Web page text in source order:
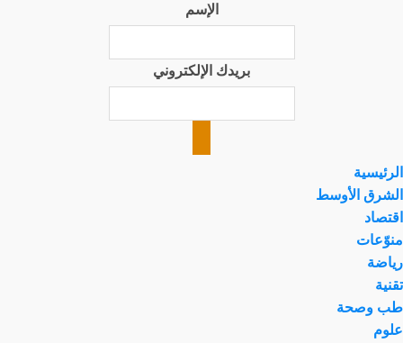
الإسم
بريدك الإلكتروني
الرئيسية
الشرق الأوسط
اقتصاد
منوّعات
رياضة
تقنية
طب وصحة
علوم